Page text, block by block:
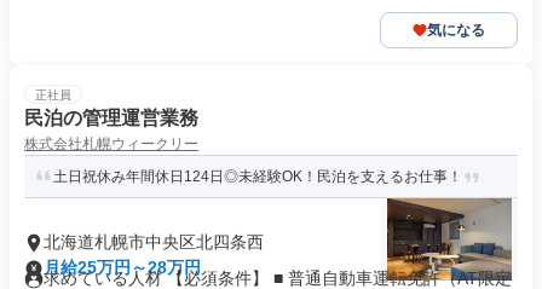
気になる
正社員
民泊の管理運営業務
株式会社札幌ウィークリー
土日祝休み年間休日124日◎未経験OK！民泊を支えるお仕事！
北海道札幌市中央区北四条西
月給25万円～28万円
求めている人材 【必須条件】 ■ 普通自動車運転免許（AT限定